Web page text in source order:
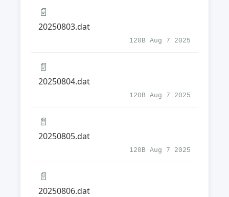
📄
20250803.dat
120B Aug 7 2025
📄
20250804.dat
120B Aug 7 2025
📄
20250805.dat
120B Aug 7 2025
📄
20250806.dat